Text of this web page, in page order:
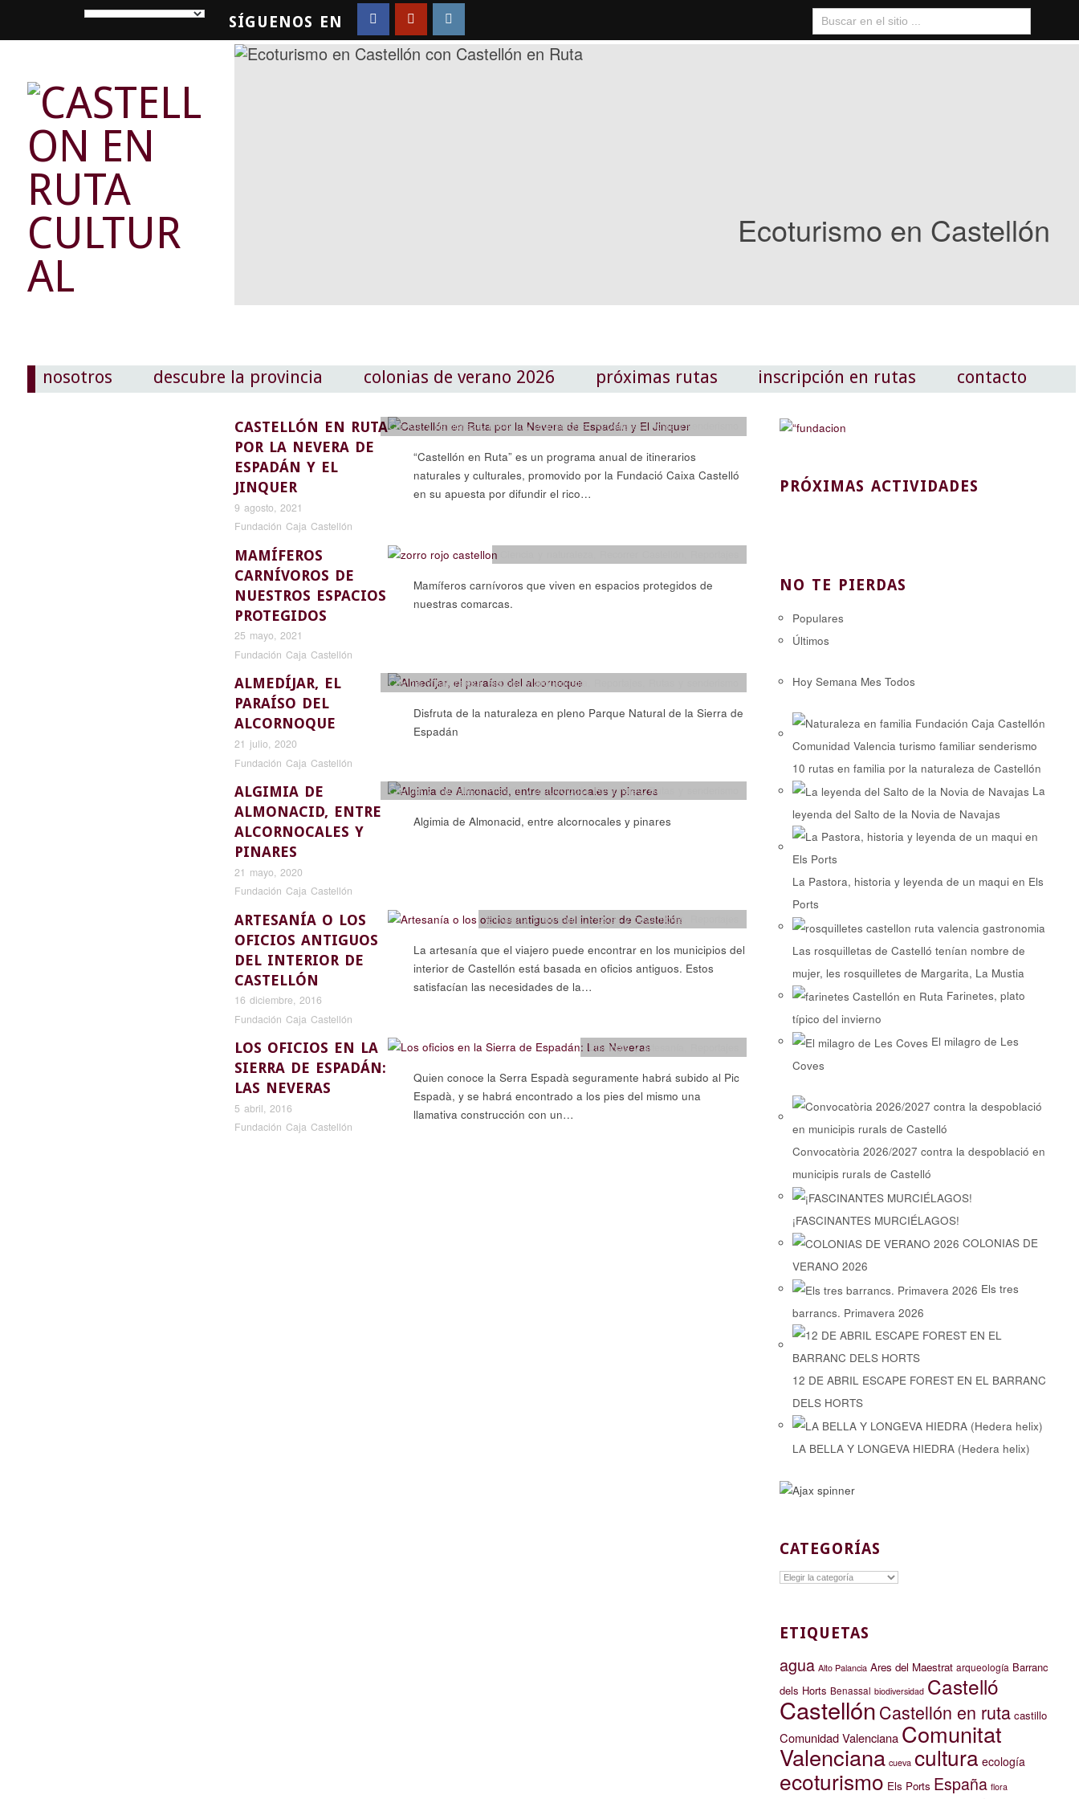
SÍGUENOS EN
Ecoturismo en Castellón
nosotros descubre la provincia colonias de verano 2026 próximas rutas inscripción en rutas contacto
CASTELLÓN EN RUTA
POR LA NEVERA DE
ESPADÁN Y EL
JINQUER
9 agosto, 2021
Fundación Caja Castellón
Ciencia y naturaleza,Historia y arqueología,Reportajes, Rutas y senderismo
“Castellón en Ruta” es un programa anual de itinerarios
naturales y culturales, promovido por la Fundació Caixa Castelló
en su apuesta por difundir el rico…
MAMÍFEROS
CARNÍVOROS DE
NUESTROS ESPACIOS
PROTEGIDOS
25 mayo, 2021
Fundación Caja Castellón
Mamíferos carnívoros que viven en espacios protegidos de
nuestras comarcas.
ALMEDÍJAR, EL
PARAÍSO DEL
ALCORNOQUE
21 julio, 2020
Fundación Caja Castellón
Ciencia y naturaleza,Historia y arqueología
Disfruta de la naturaleza en pleno Parque Natural de la Sierra de
Espadán
ALGIMIA DE
ALMONACID, ENTRE
ALCORNOCALES Y
PINARES
21 mayo, 2020
Fundación Caja Castellón
Ciencia y naturaleza,Historia y arqueología,Reportajes,Rutas y senderismo
Algimia de Almonacid, entre alcornocales y pinares
ARTESANÍA O LOS
OFICIOS ANTIGUOS
DEL INTERIOR DE
CASTELLÓN
16 diciembre, 2016
Fundación Caja Castellón
Etnología y artesanía,Fiestas y costumbres
La artesanía que el viajero puede encontrar en los municipios del
interior de Castellón está basada en oficios antiguos. Estos
satisfacían las necesidades de la…
LOS OFICIOS EN LA
SIERRA DE ESPADÁN:
LAS NEVERAS
5 abril, 2016
Fundación Caja Castellón
Etnología y artesanía
Quien conoce la Serra Espadà seguramente habrá subido al Pic
Espadà, y se habrá encontrado a los pies del mismo una
llamativa construcción con un…
PRÓXIMAS ACTIVIDADES
NO TE PIERDAS
Populares
Últimos
Hoy Semana Mes Todos
10 rutas en familia por la naturaleza de Castellón
La
leyenda del Salto de la Novia de Navajas
La Pastora, historia y leyenda de un maqui en Els
Ports
Las rosquilletas de Castelló tenían nombre de
mujer, les rosquilletes de Margarita, La Mustia
Farinetes, plato
típico del invierno
El milagro de Les
Coves
Convocatòria 2026/2027 contra la despoblació en
municipis rurals de Castelló
¡FASCINANTES MURCIÉLAGOS!
COLONIAS DE
VERANO 2026
Els tres
barrancs. Primavera 2026
12 DE ABRIL ESCAPE FOREST EN EL BARRANC
DELS HORTS
LA BELLA Y LONGEVA HIEDRA (Hedera helix)
CATEGORÍAS
Categorías
ETIQUETAS
agua Alto Palancia Ares del Maestrat arqueología Barranc
dels Horts Benassal biodiversidad Castelló
CastellónCastellón en ruta castillo
Comunidad Valenciana Comunitat
Valenciana cueva cultura ecología
ecoturismo Els Ports España flora